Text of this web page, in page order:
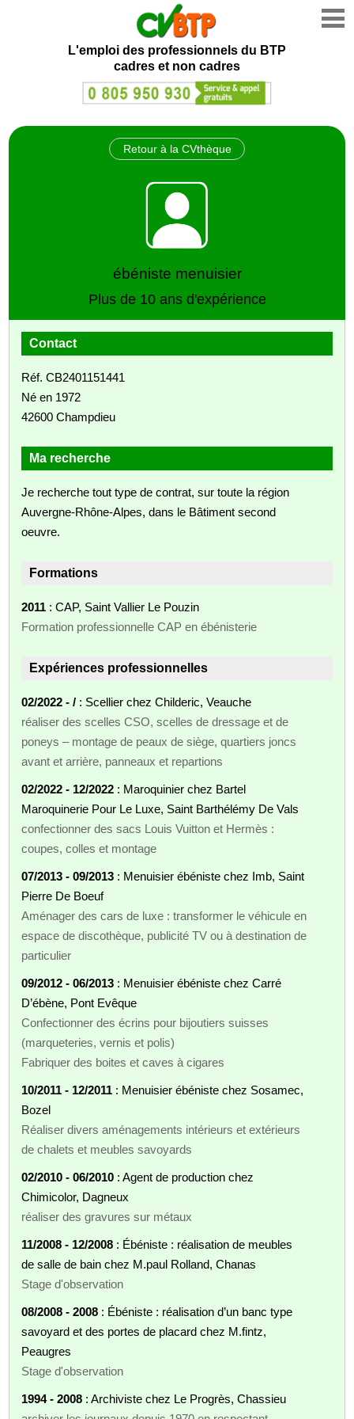
L'emploi des professionnels du BTP
cadres et non cadres
Retour à la CVthèque
ébéniste menuisier
Plus de 10 ans d'expérience
Contact
Réf. CB2401151441
Né en 1972
42600 Champdieu
Ma recherche
Je recherche tout type de contrat, sur toute la région
Auvergne-Rhône-Alpes, dans le Bâtiment second
oeuvre.
Formations
2011 : CAP, Saint Vallier Le Pouzin
Formation professionnelle CAP en ébénisterie
Expériences professionnelles
02/2022 - / : Scellier chez Childeric, Veauche
réaliser des scelles CSO, scelles de dressage et de
poneys – montage de peaux de siège, quartiers joncs
avant et arrière, panneaux et repartions
02/2022 - 12/2022 : Maroquinier chez Bartel
Maroquinerie Pour Le Luxe, Saint Barthélémy De Vals
confectionner des sacs Louis Vuitton et Hermès :
coupes, colles et montage
07/2013 - 09/2013 : Menuisier ébéniste chez Imb, Saint
Pierre De Boeuf
Aménager des cars de luxe : transformer le véhicule en
espace de discothèque, publicité TV ou à destination de
particulier
09/2012 - 06/2013 : Menuisier ébéniste chez Carré
D’ébène, Pont Evêque
Confectionner des écrins pour bijoutiers suisses
(marqueteries, vernis et polis)
Fabriquer des boites et caves à cigares
10/2011 - 12/2011 : Menuisier ébéniste chez Sosamec,
Bozel
Réaliser divers aménagements intérieurs et extérieurs
de chalets et meubles savoyards
02/2010 - 06/2010 : Agent de production chez
Chimicolor, Dagneux
réaliser des gravures sur métaux
11/2008 - 12/2008 : Ébéniste : réalisation de meubles
de salle de bain chez M.paul Rolland, Chanas
Stage d'observation
08/2008 - 2008 : Ébéniste : réalisation d’un banc type
savoyard et des portes de placard chez M.fintz,
Peaugres
Stage d'observation
1994 - 2008 : Archiviste chez Le Progrès, Chassieu